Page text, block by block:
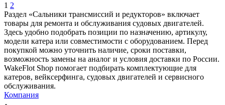
1 2
Раздел «Сальники трансмиссий и редукторов» включает
товары для ремонта и обслуживания судовых двигателей.
Здесь удобно подобрать позиции по назначению, артикулу,
модели катера или совместимости с оборудованием. Перед
покупкой можно уточнить наличие, сроки поставки,
возможность замены на аналог и условия доставки по России.
WakeFlot Shop помогает подбирать комплектующие для
катеров, вейксерфинга, судовых двигателей и сервисного
обслуживания.
Компания